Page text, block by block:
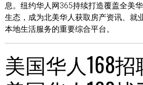
息。纽约华人网365持续打造覆盖全美
生态，成为北美华人获取房产资讯、就
本地生活服务的重要综合平台。
美国华人168招